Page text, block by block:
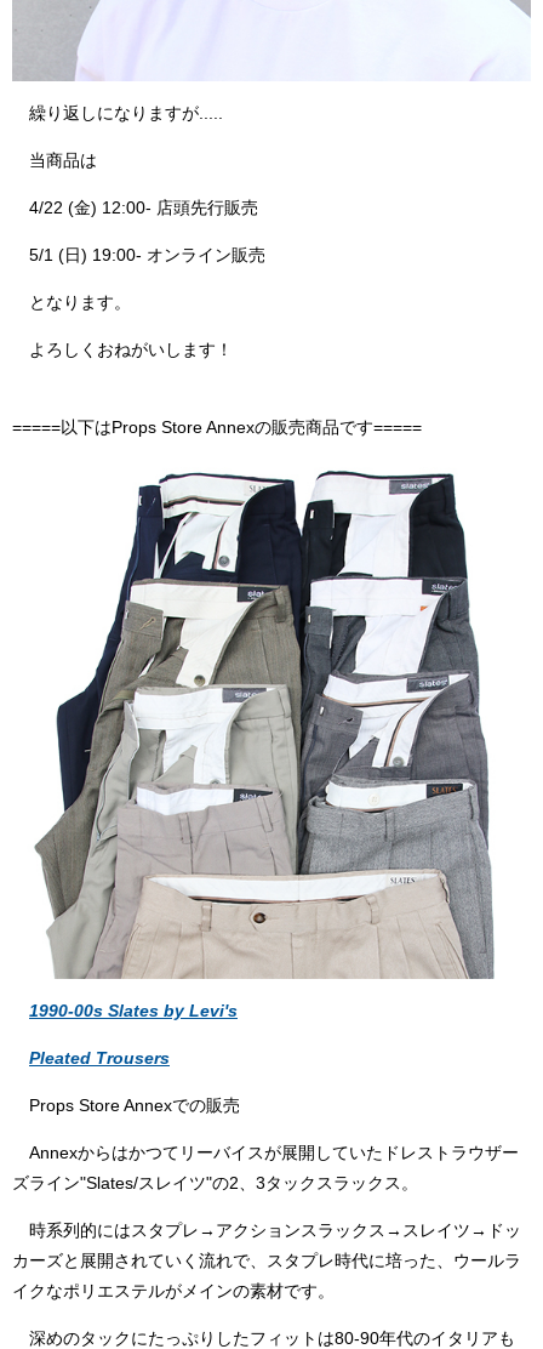
繰り返しになりますが.....
当商品は
4/22 (金) 12:00- 店頭先行販売
5/1 (日) 19:00- オンライン販売
となります。
よろしくおねがいします！
=====以下はProps Store Annexの販売商品です=====
1990-00s Slates by Levi's
Pleated Trousers
Props Store Annexでの販売
Annexからはかつてリーバイスが展開していたドレストラウザー
ズライン"Slates/スレイツ"の2、3タックスラックス。
時系列的にはスタプレ→アクションスラックス→スレイツ→ドッ
カーズと展開されていく流れで、スタプレ時代に培った、ウールラ
イクなポリエステルがメインの素材です。
深めのタックにたっぷりしたフィットは80-90年代のイタリアも